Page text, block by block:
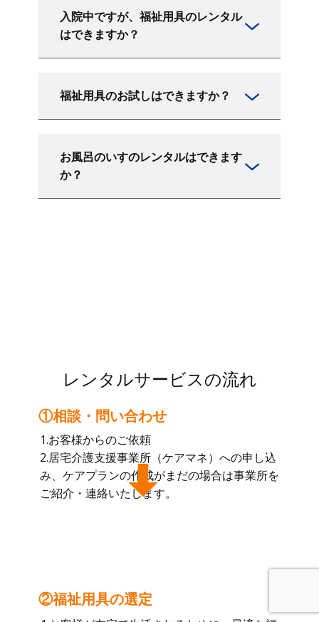
入院中ですが、福祉用具のレンタル
はできますか？
福祉用具のお試しはできますか？
お風呂のいすのレンタルはできます
か？
レンタルサービスの流れ
1.お客様からのご依頼
2.居宅介護支援事業所（ケアマネ）への申し込
み、ケアプランの作成がまだの場合は事業所を
ご紹介・連絡いたします。
①相談・問い合わせ
②福祉用具の選定